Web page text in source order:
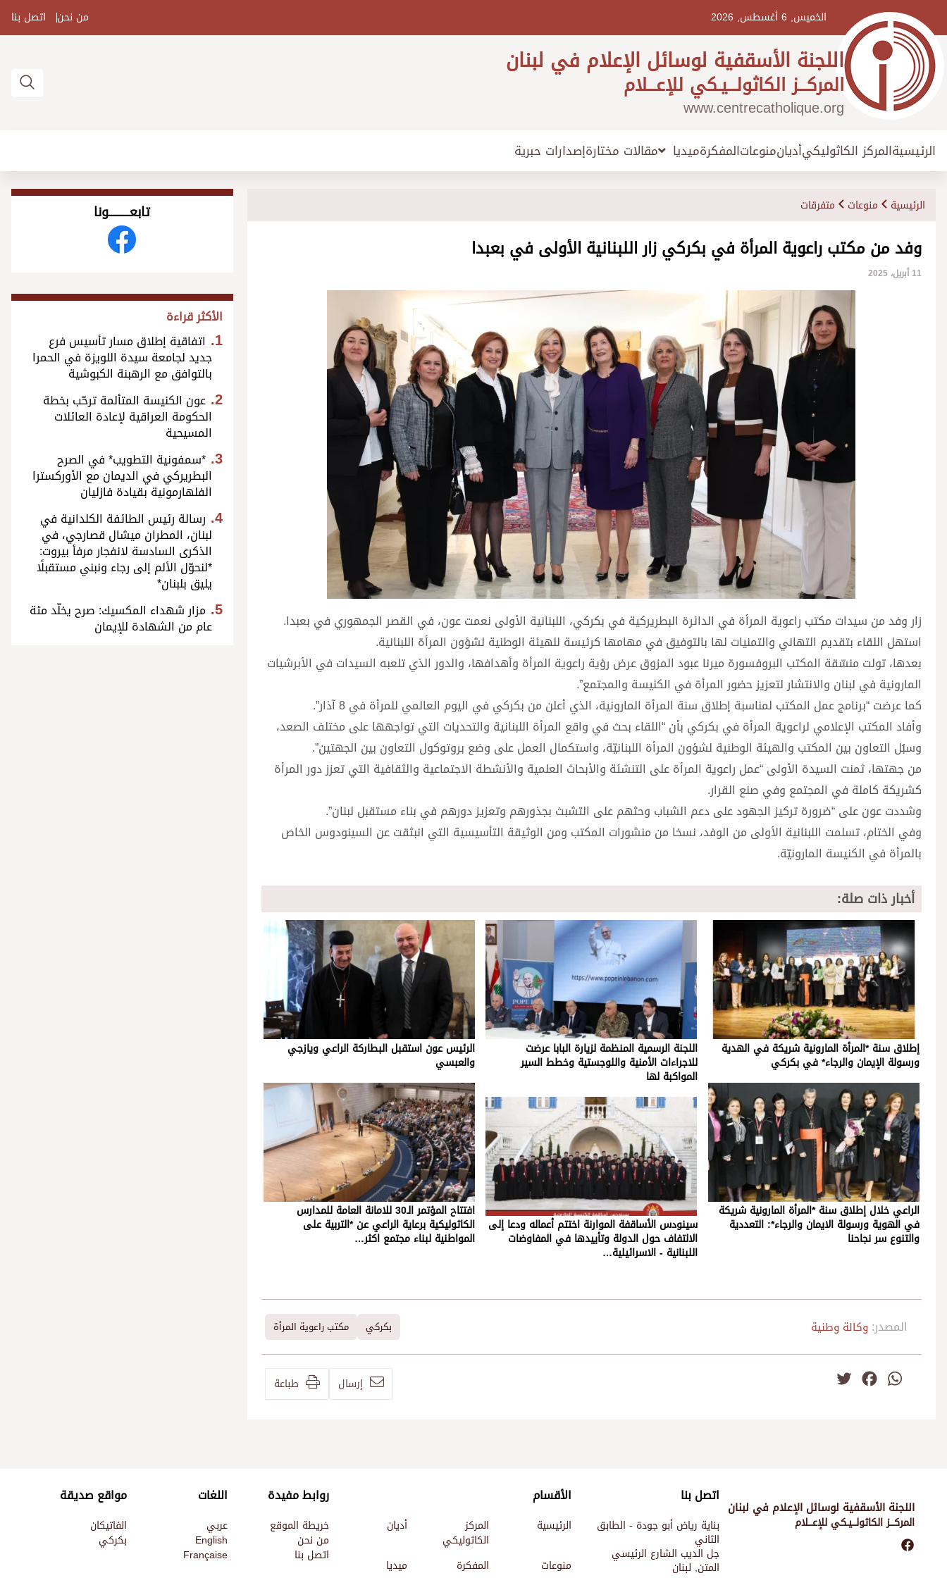
الخميس, 6 أغسطس, 2026 من نحن اتصل بنا
اللجنة الأسقفية لوسائل الإعلام في لبنان
المركـــز الكاثولـــيـكي للإعـــلام
www.centrecatholique.org
الرئيسيةالمركز الكاثوليكيأديانمنوعاتالمفكرةميديا مقالات مختارةإصدارات حبرية
الرئيسية منوعات متفرقات
وفد من مكتب راعوية المرأة في بكركي زار اللبنانية الأولى في بعبدا
11 أبريل، 2025
زار وفد من سيدات مكتب راعوية المرأة في الدائرة البطريركية في بكركي، اللبنانية الأولى نعمت عون، في القصر الجمهوري في بعبدا.
استهل اللقاء بتقديم التهاني والتمنيات لها بالتوفيق في مهامها كرئيسة للهيئة الوطنية لشؤون المرأة اللبنانية.
بعدها، تولت منسّقة المكتب البروفسورة ميرنا عبود المزوق عرض رؤية راعوية المرأة وأهدافها، والدور الذي تلعبه السيدات في الأبرشيات
المارونية في لبنان والانتشار لتعزيز حضور المرأة في الكنيسة والمجتمع”.
كما عرضت “برنامج عمل المكتب لمناسبة إطلاق سنة المرأة المارونية، الذي أعلن من بكركي في اليوم العالمي للمرأة في 8 آذار”.
وأفاد المكتب الإعلامي لراعوية المرأة في بكركي بأن “اللقاء بحث في واقع المرأة اللبنانية والتحديات التي تواجهها على مختلف الصعد،
وسبُل التعاون بين المكتب والهيئة الوطنية لشؤون المرأة اللبنانيّة، واستكمال العمل على وضع بروتوكول التعاون بين الجهتين”.
من جهتها، ثمنت السيدة الأولى “عمل راعوية المرأة على التنشئة والأبحاث العلمية والأنشطة الاجتماعية والثقافية التي تعزز دور المرأة
كشريكة كاملة في المجتمع وفي صنع القرار.
وشددت عون على “ضرورة تركيز الجهود على دعم الشباب وحثهم على التشبث بجذورهم وتعزيز دورهم في بناء مستقبل لبنان”.
وفي الختام، تسلمت اللبنانية الأولى من الوفد، نسخا من منشورات المكتب ومن الوثيقة التأسيسية التي انبثقت عن السينودوس الخاص
بالمرأة في الكنيسة المارونيّة.
أخبار ذات صلة:
إطلاق سنة *المرأة المارونية شريكة في الهدية
ورسولة الإيمان والرجاء* في بكركي
الراعي خلال إطلاق سنة *المرأة المارونية شريكة
في الهوية ورسولة الايمان والرجاء*: التعددية
والتنوع سر نجاحنا
اللجنة الرسمية المنظمة لزيارة البابا عرضت
للاجراءات الأمنية واللوجستية وخطط السير
المواكبة لها
سينودس الأساقفة الموارنة اختتم أعماله ودعا إلى
الالتفاف حول الدولة وتأييدها في المفاوضات
اللبنانية - الاسرائيلية…
الرئيس عون استقبل البطاركة الراعي ويازجي
والعبسي
افتتاح المؤتمر الـ30 للامانة العامة للمدارس
الكاثوليكية برعاية الراعي عن *التربية على
المواطنية لبناء مجتمع اكثر…
المصدر: وكالة وطنية بكركي مكتب راعوية المرأة
WhatsApp
Facebook إرسال طباعة
تابعــــــــــونا
الأكثر قراءة
اتفاقية إطلاق مسار تأسيس فرع
جديد لجامعة سيدة اللويزة في الحمرا
بالتوافق مع الرهبنة الكبوشية
عون الكنيسة المتألمة ترحّب بخطة
الحكومة العراقية لإعادة العائلات
المسيحية
*سمفونية التطويب* في الصرح
البطريركي في الديمان مع الأوركسترا
الفلهارمونية بقيادة فازليان
رسالة رئيس الطائفة الكلدانية في
لبنان، المطران ميشال قصارجي، في
الذكرى السادسة لانفجار مرفأ بيروت:
*لنحوّل الألم إلى رجاء ونبني مستقبلًا
يليق بلبنان*
مزار شهداء المكسيك: صرح يخلّد مئة
عام من الشهادة للإيمان
اللجنة الأسقفية لوسائل الإعلام في لبنان
المركـــز الكاثولـــيـكي للإعـــلام
اتصل بنا
بناية رياض أبو جودة - الطابق
الثاني
جل الديب الشارع الرئيسي
المتن, لبنان
الأقسام
الرئيسية المركز
الكاثوليكي
أديان
منوعات المفكرة ميديا
روابط مفيدة
خريطة الموقع
من نحن
اتصل بنا
اللغات
عربي
English
Française
مواقع صديقة
الفاتيكان
بكركي